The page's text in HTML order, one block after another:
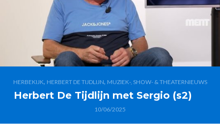
HERBEKIJK, HERBERT DE TIJDLIJN, MUZIEK-, SHOW- & THEATERNIEUWS
Herbert De Tijdlijn met Sergio (s2)
10/06/2025